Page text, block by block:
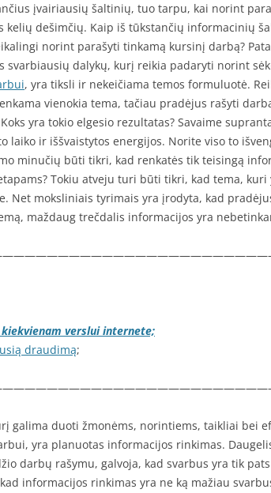
įvairiausių šaltinių, tuo tarpu, kai norint
kelių dešimčių. Kaip iš tūkstančių informacinių
norint parašyti tinkamą kursinį darbą?
svarbiausių dalykų, kurį reikia padaryti norint
, yra tiksli ir nekeičiama temos formuluotė.
vienokia tema, tačiau pradėjus rašyti
yra tokio elgesio rezultatas? Savaime
laiko ir iššvaistytos energijos. Norite viso to
minučių būti tikri, kad renkatės tik teisingą
Tokiu atveju turi būti tikri, kad tema, kuri
Net moksliniais tyrimais yra įrodyta, kad
maždaug trečdalis informacijos yra
verslui internete;
draudimą;
galima duoti žmonėms, norintiems, taikliai bei
yra planuotas informacijos rinkimas.
darbų rašymu, galvoja, kad svarbus yra tik
informacijos rinkimas yra ne ką mažiau